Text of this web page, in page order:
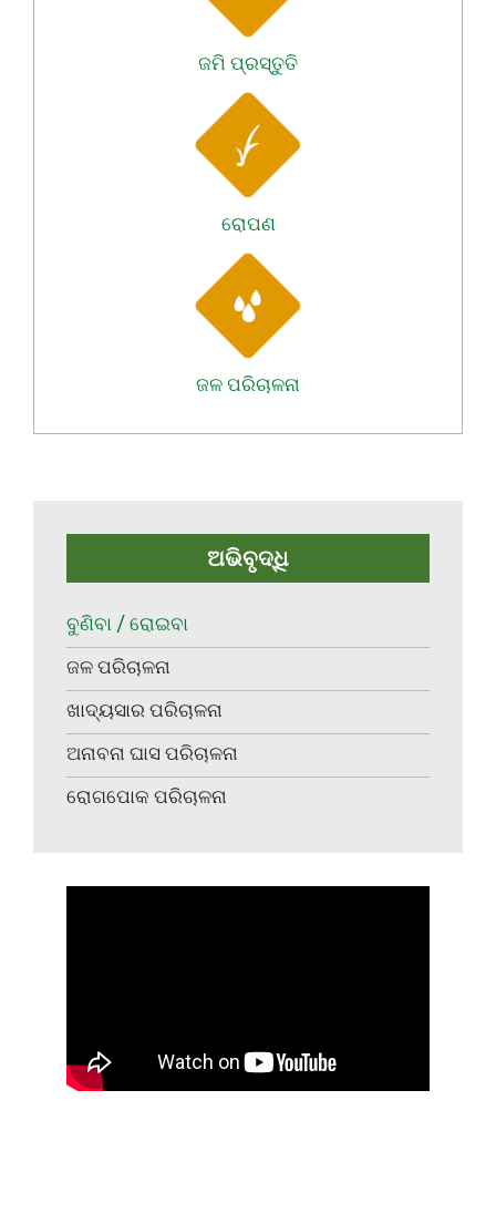
ଜମି ପ୍ରସ୍ତୁତି
ରୋପଣ
ଜଳ ପରିଚାଳନା
ଅଭିବୃଦ୍ଧି
ବୁଣିବା / ରୋଇବା
ଜଳ ପରିଚାଳନା
ଖାଦ୍ୟସାର ପରିଚାଳନା
ଅନାବନା ଘାସ ପରିଚାଳନା
ରୋଗପୋକ ପରିଚାଳନା